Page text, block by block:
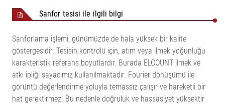
Sanfor tesisi ile ilgili bilgi
Sanforlama işlemi, günümüzde de hala yüksek bir kalite
göstergesidir. Tesisin kontrolü için, atım veya ilmek yoğunluğu
karakteristik referans boyutlardır. Burada ELCOUNT ilmek ve
atkı ipliği sayacımız kullanılmaktadır. Fourier dönüşümü ile
görüntü değerlendirme yoluyla temassız çalışır ve hareketli bir
hat gerektirmez. Bu nedenle doğruluk ve hassasiyet yüksektir